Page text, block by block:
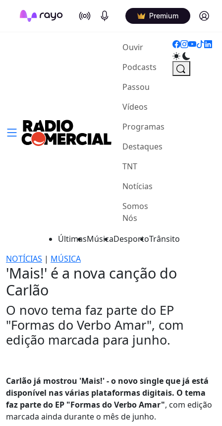
On Air Podcasts Premium Log in
Ouvir(current)
Podcasts
Passou
Vídeos
Programas
Destaques
TNT
Notícias
Somos
Nós
ÚltimasMúsicaDesportoTrânsito
NOTÍCIAS | MÚSICA
'Mais!' é a nova canção do
Carlão
O novo tema faz parte do EP
"Formas do Verbo Amar", com
edição marcada para junho.
Carlão já mostrou 'Mais!' - o novo single que já está
disponível nas várias plataformas digitais. O tema
faz parte do EP "Formas do Verbo Amar", com edição
marcada ainda durante o mês de junho.